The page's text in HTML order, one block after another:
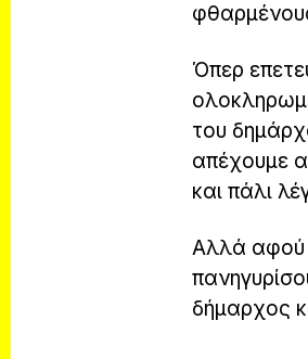
Όπερ
του
απέχουμε
και πάλι
Αλλά αφού
δήμαρχος